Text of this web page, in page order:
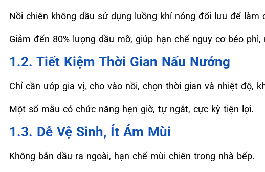
Nồi chiên không dầu sử dụng luồng khí nóng đối lưu để
Giảm đến 80% lượng dầu mỡ, giúp hạn chế nguy cơ béo
1.2. Tiết Kiệm Thời Gian Nấu Nướng
Chỉ cần ướp gia vị, cho vào nồi, chọn thời gian và nhiệt độ,
Một số mẫu có chức năng hẹn giờ, tự ngắt, cực kỳ tiện lợi.
1.3. Dễ Vệ Sinh, Ít Ám Mùi
Không bắn dầu ra ngoài, hạn chế mùi chiên trong nhà bếp.